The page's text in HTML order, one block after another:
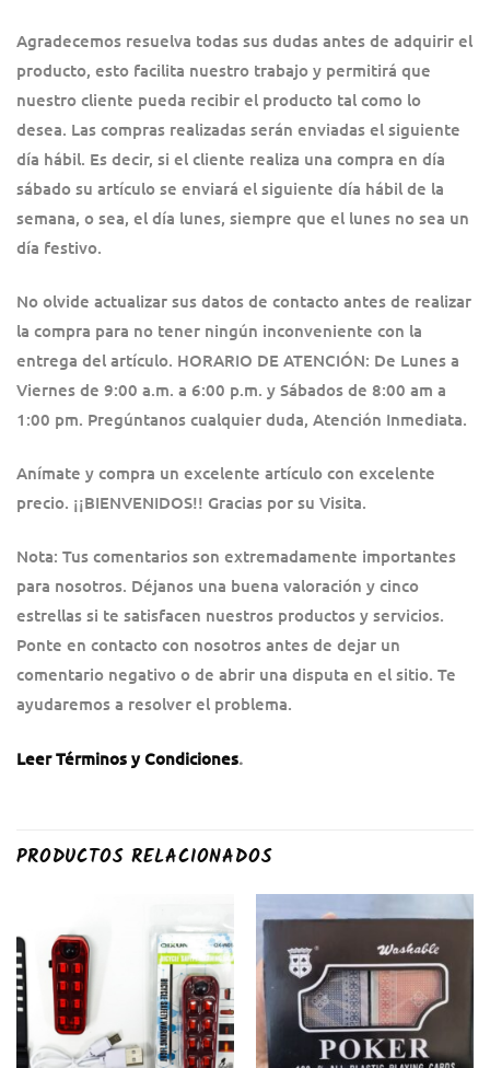
Agradecemos resuelva todas sus dudas antes de adquirir el
producto, esto facilita nuestro trabajo y permitirá que
nuestro cliente pueda recibir el producto tal como lo
desea. Las compras realizadas serán enviadas el siguiente
día hábil. Es decir, si el cliente realiza una compra en día
sábado su artículo se enviará el siguiente día hábil de la
semana, o sea, el día lunes, siempre que el lunes no sea un
día festivo.
No olvide actualizar sus datos de contacto antes de realizar
la compra para no tener ningún inconveniente con la
entrega del artículo. HORARIO DE ATENCIÓN: De Lunes a
Viernes de 9:00 a.m. a 6:00 p.m. y Sábados de 8:00 am a
1:00 pm. Pregúntanos cualquier duda, Atención Inmediata.
Anímate y compra un excelente artículo con excelente
precio. ¡¡BIENVENIDOS!! Gracias por su Visita.
Nota: Tus comentarios son extremadamente importantes
para nosotros. Déjanos una buena valoración y cinco
estrellas si te satisfacen nuestros productos y servicios.
Ponte en contacto con nosotros antes de dejar un
comentario negativo o de abrir una disputa en el sitio. Te
ayudaremos a resolver el problema.
Leer Términos y Condiciones.
PRODUCTOS RELACIONADOS